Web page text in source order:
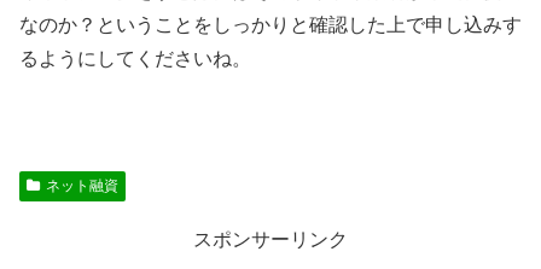
なのか？ということをしっかりと確認した上で申し込みす
るようにしてくださいね。
ネット融資
スポンサーリンク